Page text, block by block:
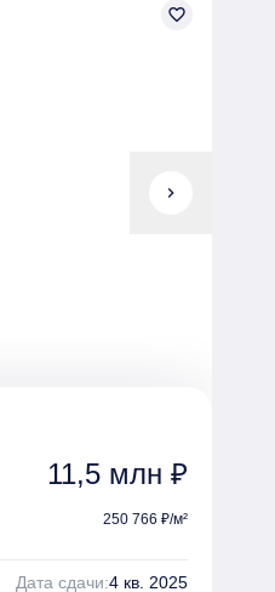
chevron_right
favorite_border
11,5 млн ₽
250 766 ₽/м²
Дата сдачи:4 кв. 2025